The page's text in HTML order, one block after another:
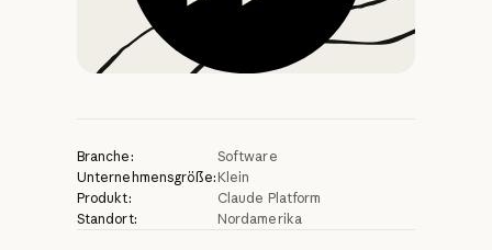
Branche:
Software
Unternehmensgröße: Klein
Produkt:
Claude Platform
Standort:
Nordamerika